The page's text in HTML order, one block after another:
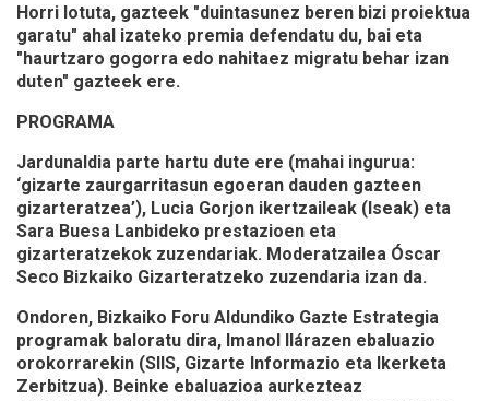
Horri lotuta, gazteek "duintasunez beren bizi proiektua
garatu" ahal izateko premia defendatu du, bai eta
"haurtzaro gogorra edo nahitaez migratu behar izan
duten" gazteek ere.
PROGRAMA
Jardunaldia parte hartu dute ere (mahai ingurua:
‘gizarte zaurgarritasun egoeran dauden gazteen
gizarteratzea’), Lucia Gorjon ikertzaileak (Iseak) eta
Sara Buesa Lanbideko prestazioen eta
gizarteratzekok zuzendariak. Moderatzailea Óscar
Seco Bizkaiko Gizarteratzeko zuzendaria izan da.
Ondoren, Bizkaiko Foru Aldundiko Gazte Estrategia
programak baloratu dira, Imanol Ilárazen ebaluazio
orokorrarekin (SIIS, Gizarte Informazio eta Ikerketa
Zerbitzua). Beinke ebaluazioa aurkezteaz